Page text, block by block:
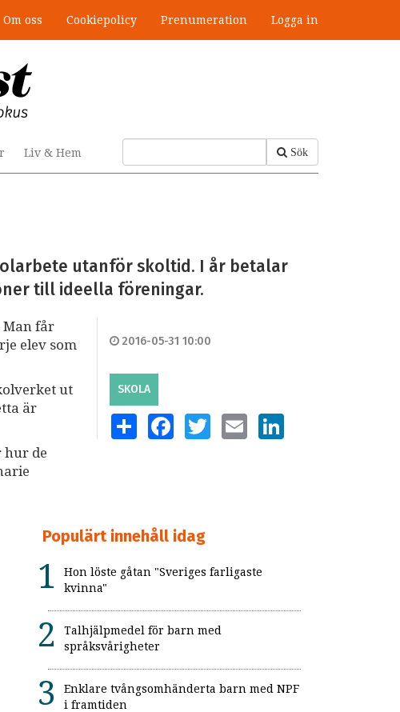
Om oss Cookiepolicy Prenumeration Logga in
Sök
Liv & Hem
utanför skoltid. I år betalar
till ideella föreningar.
Man får
elev som
ut
är
hur de
2016-05-31 10:00
SKOLA
SHARE FACEBOOKTWITTEREMAIL LINKEDIN
Populärt innehåll idag
Hon löste gåtan "Sveriges farligaste
kvinna"
Talhjälpmedel för barn med
språksvårigheter
Enklare tvångsomhänderta barn med NPF
i framtiden